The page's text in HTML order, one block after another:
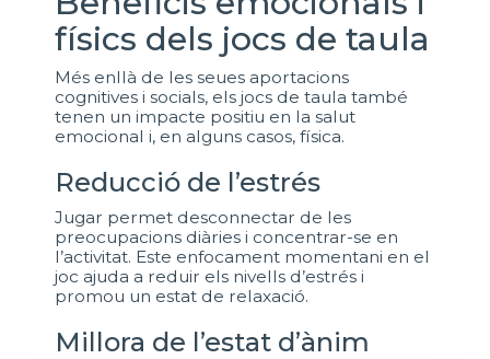
físics dels jocs de taula
Més enllà de les seues aportacions
cognitives i socials, els jocs de taula també
tenen un impacte positiu en la salut
emocional i, en alguns casos, física.
Reducció de l’estrés
Jugar permet desconnectar de les
preocupacions diàries i concentrar-se en
l’activitat. Este enfocament momentani en el
joc ajuda a reduir els nivells d’estrés i
promou un estat de relaxació.
Millora de l’estat d’ànim